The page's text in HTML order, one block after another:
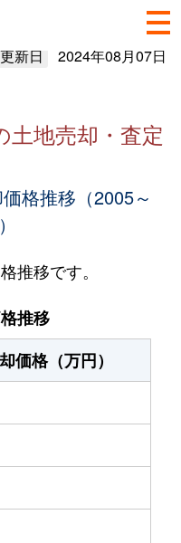
更新日 2024年08月07日
土地売却・査定
格推移（2005～
推移です。
推移
価格（万円）